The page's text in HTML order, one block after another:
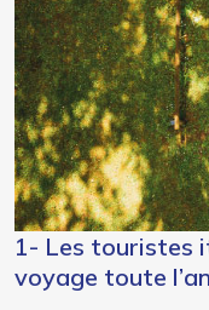
1- Les touristes
voyage toute